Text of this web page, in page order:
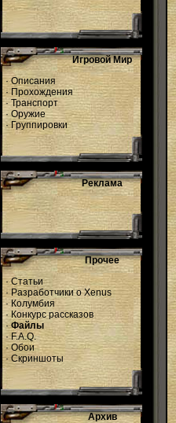
Игровой Мир
·Описания
·Прохождения
·Транспорт
·Оружие
·Группировки
Реклама
Прочее
·Статьи
·Разработчики о Xenus
·Колумбия
·Конкурс рассказов
·Файлы
·F.A.Q.
· Обои
· Скриншоты
Архив